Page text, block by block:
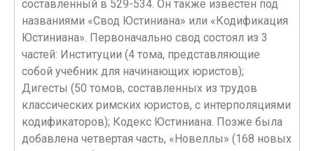
составленный в 529-534. Он также известен под
названиями «Свод Юстиниана» или «Кодификация
Юстиниана». Первоначально свод состоял из 3
частей: Институции (4 тома, представляющие
собой учебник для начинающих юристов);
Дигесты (50 томов, составленных из трудов
классических римских юристов, с интерполяциями
кодификаторов); Кодекс Юстиниана. Позже была
добавлена четвертая часть, «Новеллы» (168 новых